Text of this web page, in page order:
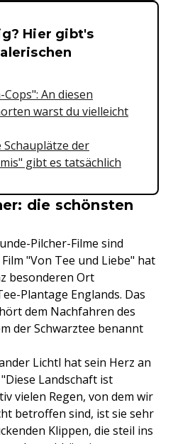
&
Hier gibt's
An diesen
warst du vielleicht
Schauplätze der
gibt es tatsächlich
die schönsten
Pilcher-Filme sind
"Von Tee und Liebe" hat
besonderen Ort
Plantage Englands. Das
dem Nachfahren des
der Schwarztee benannt
Lichtl hat sein Herz an
Landschaft ist
vielen Regen, von dem wir
betroffen sind, ist sie sehr
Klippen, die steil ins